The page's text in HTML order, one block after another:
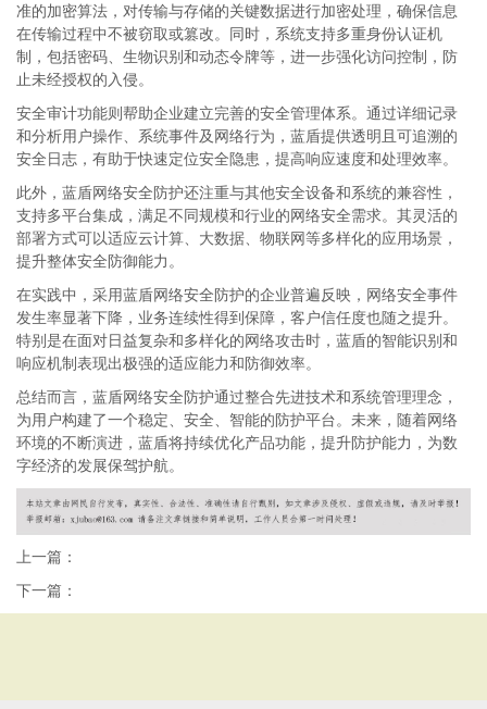
准的加密算法，对传输与存储的关键数据进行加密处理，确保信息
在传输过程中不被窃取或篡改。同时，系统支持多重身份认证机
制，包括密码、生物识别和动态令牌等，进一步强化访问控制，防
止未经授权的入侵。
安全审计功能则帮助企业建立完善的安全管理体系。通过详细记录
和分析用户操作、系统事件及网络行为，蓝盾提供透明且可追溯的
安全日志，有助于快速定位安全隐患，提高响应速度和处理效率。
此外，蓝盾网络安全防护还注重与其他安全设备和系统的兼容性，
支持多平台集成，满足不同规模和行业的网络安全需求。其灵活的
部署方式可以适应云计算、大数据、物联网等多样化的应用场景，
提升整体安全防御能力。
在实践中，采用蓝盾网络安全防护的企业普遍反映，网络安全事件
发生率显著下降，业务连续性得到保障，客户信任度也随之提升。
特别是在面对日益复杂和多样化的网络攻击时，蓝盾的智能识别和
响应机制表现出极强的适应能力和防御效率。
总结而言，蓝盾网络安全防护通过整合先进技术和系统管理理念，
为用户构建了一个稳定、安全、智能的防护平台。未来，随着网络
环境的不断演进，蓝盾将持续优化产品功能，提升防护能力，为数
字经济的发展保驾护航。
上一篇：
下一篇：